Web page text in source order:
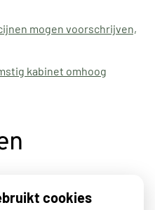
mogen voorschrijven,
kabinet omhoog
tot
- 17:00cookies